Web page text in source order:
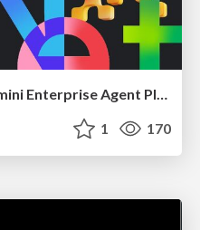
AI ネイティブな組織に Gemini Enterprise Agent Platform がなぜ必要なのか
1 170